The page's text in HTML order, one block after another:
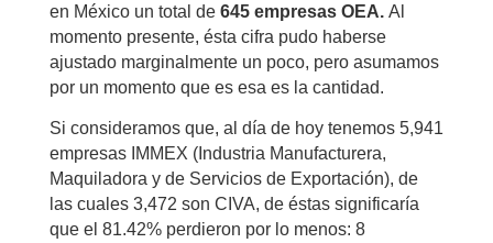
en México un total de 645 empresas OEA. Al
momento presente, ésta cifra pudo haberse
ajustado marginalmente un poco, pero asumamos
por un momento que es esa es la cantidad.
Si consideramos que, al día de hoy tenemos 5,941
empresas IMMEX (Industria Manufacturera,
Maquiladora y de Servicios de Exportación), de
las cuales 3,472 son CIVA, de éstas significaría
que el 81.42% perdieron por lo menos: 8